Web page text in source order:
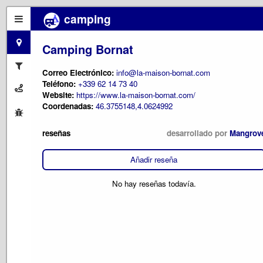
camping
Camping Bornat
Correo Electrónico: info@la-maison-bornat.com
Teléfono: +339 62 14 73 40
Website: https://www.la-maison-bornat.com/
Coordenadas: 46.3755148,4.0624992
reseñas desarrollado por
Añadir reseña
No hay reseñas todavía.